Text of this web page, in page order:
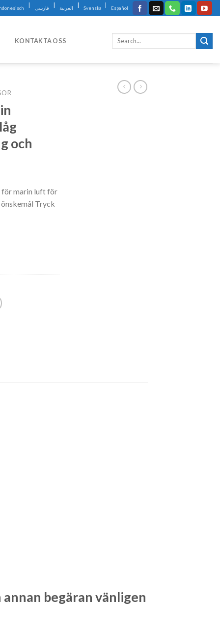
| فارسی | العربية | Svenska | Español
KONTAKTA OSS
och
för marin luft för
Tryck
begäran vänligen